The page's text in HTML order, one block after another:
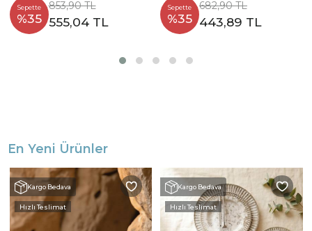
Sepette
%35
853,90 TL
555,04 TL
Sepette
%35
682,90 TL
443,89 TL
En Yeni Ürünler
Kargo Bedava
Hızlı Teslimat
Kargo Bedava
Hızlı Teslimat